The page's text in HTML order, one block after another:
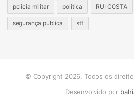
policia militar politica RUI COSTA
segurança pública stf
© Copyright 2026, Todos os
Desenvolvido por